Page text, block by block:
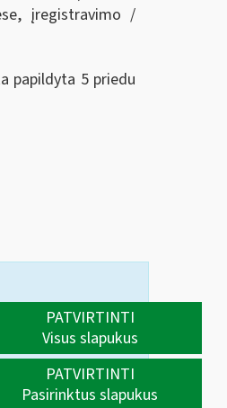
įregistravimo /
papildyta 5 priedu
PATVIRTINTI
Visus slapukus
PATVIRTINTI
Pasirinktus slapukus